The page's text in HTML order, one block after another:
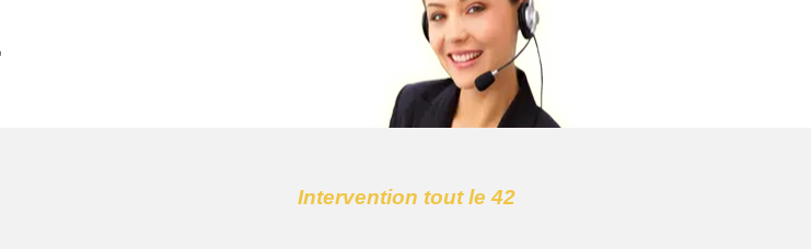
Intervention tout le 42